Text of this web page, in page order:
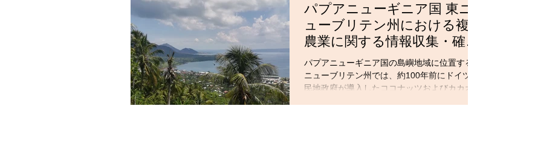
パプアニューギニア国 東ニ
ューブリテン州における複合
農業に関する情報収集・確認
調査（資源循環型農業）
パプアニューギニア国の島嶼地域に位置する東
ニューブリテン州では、約100年前にドイツ植
民地政府が導入したココナッツおよびカカオの